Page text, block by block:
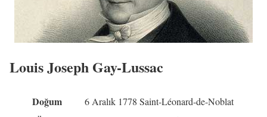
Louis Joseph Gay-Lussac
Doğum 6 Aralık 1778 Saint-Léonard-de-Noblat